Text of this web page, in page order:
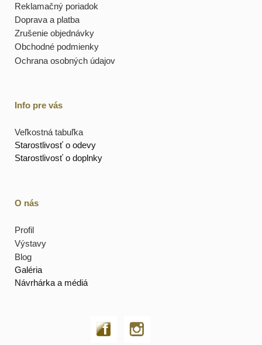
Reklamačný poriadok
Doprava a platba
Zrušenie objednávky
Obchodné podmienky
Ochrana osobných údajov
Info pre vás
Veľkostná tabuľka
Starostlivosť o odevy
Starostlivosť o doplnky
O nás
Profil
Výstavy
Blog
Galéria
Návrhárka a médiá